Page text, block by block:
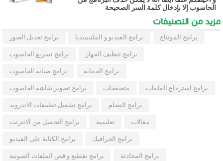
الحاسوب إلا بإدخال كلمة السر الصحيحة
مزيد من التصنيفات
برامج تعديل الصور برامج الفيديو و الملتيميديا برامج المونتاج
برامج تسريع الحاسوب برامج تنظيف الجهاز
برامج صيانة الحاسوب برامج الحماية
برامج تصوير شاشة الحاسوب متصفحات برامج استرجاع الملفات
برامج تشغيل تطبيقات الاندرويد برامج النضام
برامج التحميل من الانترنت تعليمية مقالات
برامج الكتابة على الفيديو برامج الجرافيك
برامج تقطيع و قص الملفات الصوتية برامج المحادثة